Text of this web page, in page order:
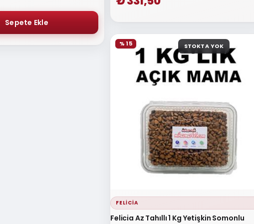
STOKTA YOK
FELICIA
Felicia Az Tahıllı 1 Kg Yetişkin Somonlu
% 15